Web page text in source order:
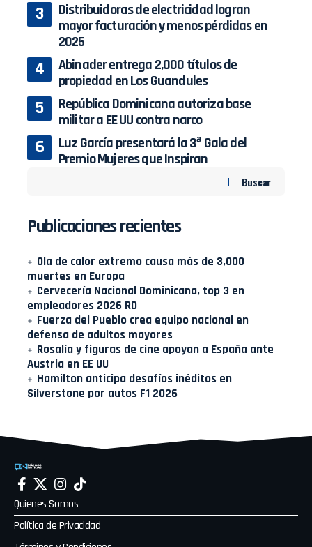
Distribuidoras de electricidad logran
mayor facturación y menos pérdidas en
2025
Abinader entrega 2,000 títulos de
propiedad en Los Guandules
República Dominicana autoriza base
militar a EE UU contra narco
Luz García presentará la 3ª Gala del
Premio Mujeres que Inspiran
Buscar
Publicaciones recientes
Ola de calor extremo causa más de 3,000
muertes en Europa
Cervecería Nacional Dominicana, top 3 en
empleadores 2026 RD
Fuerza del Pueblo crea equipo nacional en
defensa de adultos mayores
Rosalía y figuras de cine apoyan a España ante
Austria en EE UU
Hamilton anticipa desafíos inéditos en
Silverstone por autos F1 2026
Quienes Somos
Política de Privacidad